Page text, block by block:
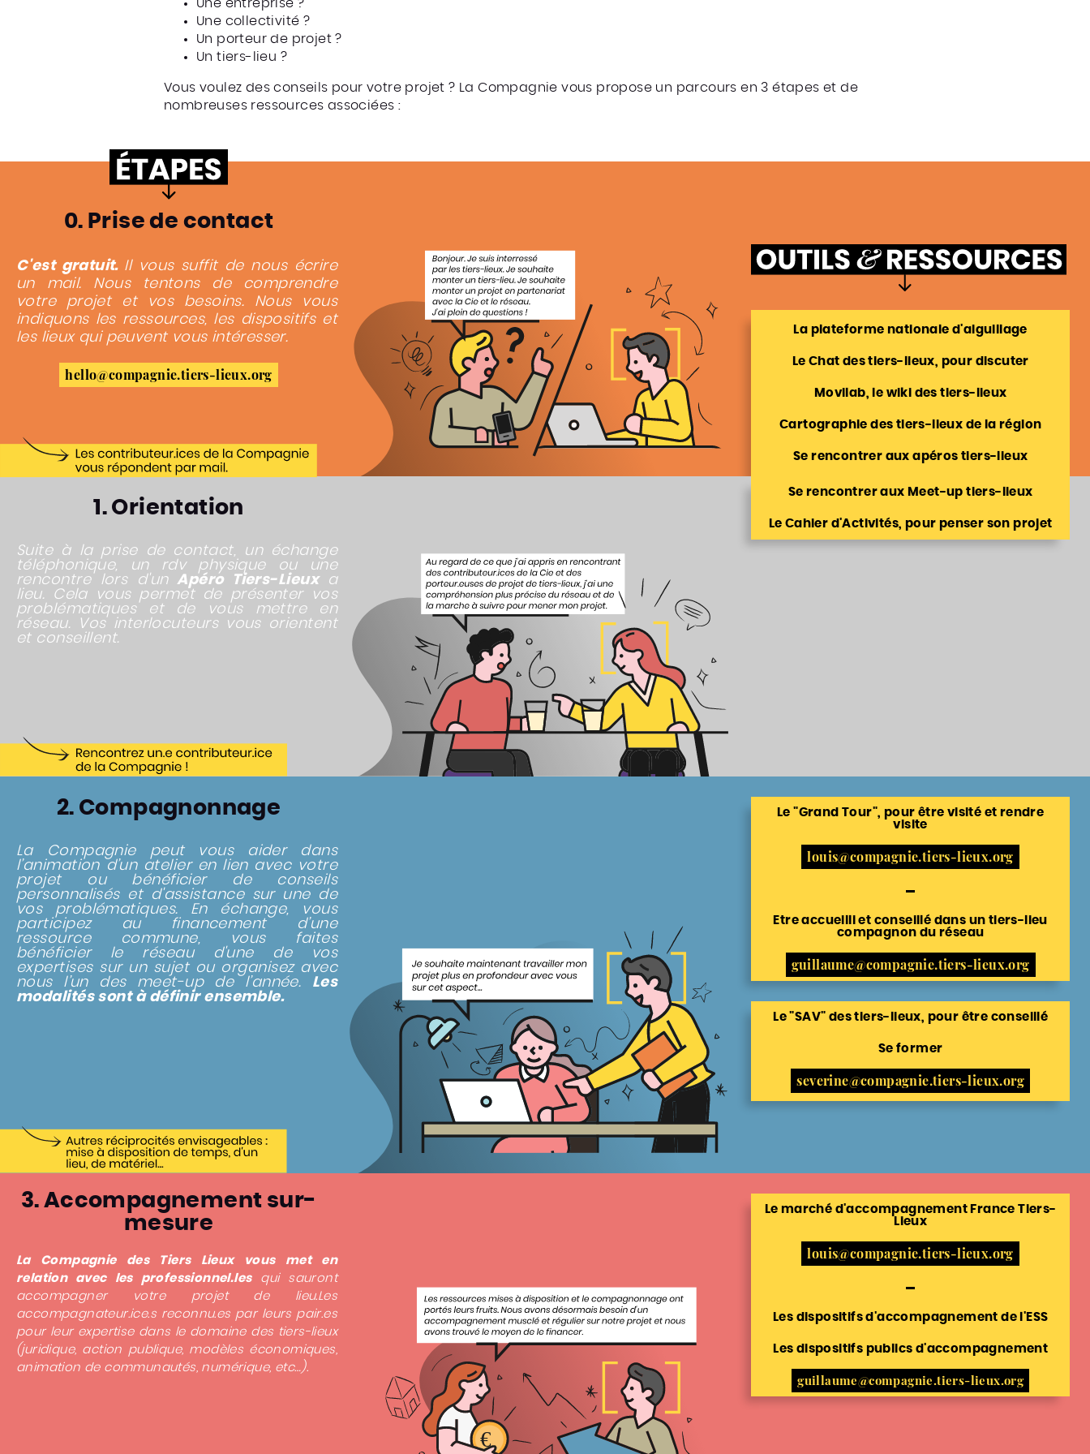
Une entreprise ?
Une collectivité ?
Un porteur de projet ?
Un tiers-lieu ?
Vous voulez des conseils pour votre projet ? La Compagnie vous propose un parcours en 3 étapes et de
nombreuses ressources associées :
0. Prise de contact
C'est gratuit. Il vous suffit de nous écrire
un mail. Nous tentons de comprendre
votre projet et vos besoins. Nous vous
indiquons les ressources, les dispositifs et
les lieux qui peuvent vous intéresser.
hello@compagnie.tiers-lieux.org
La plateforme nationale d'aiguillage
Le Chat des tiers-lieux, pour discuter
Movilab, le wiki des tiers-lieux
Cartographie des tiers-lieux de la région
Se rencontrer aux apéros tiers-lieux
1. Orientation
Suite à la prise de contact, un échange
téléphonique, un rdv physique ou une
rencontre lors d'unApéro Tiers-Lieux
a
lieu. Cela vous permet de présenter vos
problématiques et de vous mettre en
réseau. Vos interlocuteurs vous orientent
et conseillent.
Se rencontrer aux Meet-up tiers-lieux
Le Cahier d'Activités, pour penser son projet
2. Compagnonnage
La Compagnie peut vous aider dans
l’animation d’un atelier en lien avec votre
projet ou bénéficier de conseils
personnalisés et d'assistance sur une de
vos problématiques. En échange, vous
participez au financement d’une
ressource commune, vous faites
bénéficier le réseau d'une de vos
expertises sur un sujet ou organisez avec
nous l’un des meet-up de l’année. Les
modalités sont à définir ensemble.
Le "Grand Tour", pour être visité et rendre
visite
louis@compagnie.tiers-lieux.org
Etre accueilli et conseillé dans un tiers-lieu
compagnon du réseau
guillaume@compagnie.tiers-lieux.org
Le "SAV" des tiers-lieux, pour être conseillé
Se former
severine@compagnie.tiers-lieux.org
3. Accompagnement sur-
mesure
La Compagnie des Tiers Lieux vous met en
relation avec les professionnel.lesqui sauront
accompagner votre projet de lieu.Les
accompagnateur.ice.s reconnu.es par leurs pair.es
pour leur expertise dans le domaine des tiers-lieux
(juridique, action publique, modèles économiques,
animation de communautés, numérique, etc…).
Le marché d'accompagnement France Tiers-
Lieux
louis@compagnie.tiers-lieux.org
Les dispositifs d'accompagnement de l'ESS
Les dispositifs publics d'accompagnement
guillaume@compagnie.tiers-lieux.org